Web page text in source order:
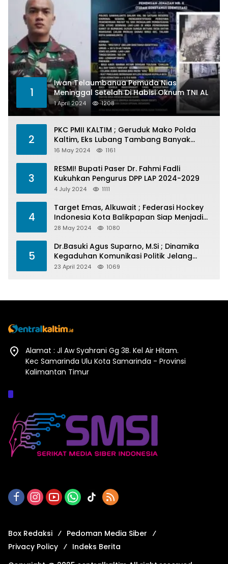
1
Iwan Telaumbanua Pemuda Nias
Meninggal Setelah Di Habisi Oknum TNI AL
1 April 2024 1208
2
PKC PMII KALTIM ; Geruduk Mako Polda
Kaltim, Eks Lubang Tambang Banyak
Menelan Korban
16 May 2024 1161
3
RESMI! Bupati Paser Dr. Fahmi Fadli
Kukuhkan Pengurus DPP LAP 2024-2029
4 July 2024 1111
4
Target Emas, Alkuwait ; Federasi Hockey
Indonesia Kota Balikpapan Siap Menjadi
Barometer Prestasi Di Kaltim
28 May 2024 1080
5
Dr.Basuki Agus Suparno, M.Si ; Dinamika
Kegaduhan Komunikasi Politik Jelang
Pesta Politik 2024
23 April 2024 1069
Alamat : Jl Aw Syahrani Gg 3B. Kel Air Hitam.
Kec Samarinda Ulu Kota Samarinda - Provinsi
Kalimantan Timur
Box Redaksi
Pedoman Media Siber
Privacy Policy
Indeks Berita